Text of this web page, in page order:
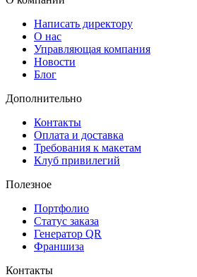
Печать на тарелках позволяет создать
предмет, который сохранит эмоции и
обеспечиваем качественную печать,
комфортную доставку, чтобы вы
Написать директору
О нас
Управляющая компания
Новости
Блог
Дополнительно
Контакты
Оплата и доставка
Требования к макетам
Клуб привилегий
Полезное
Портфолио
Статус заказа
Генератор QR
Франшиза
Контакты